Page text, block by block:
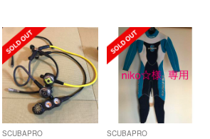
SCUBAPRO SCUBAPRO